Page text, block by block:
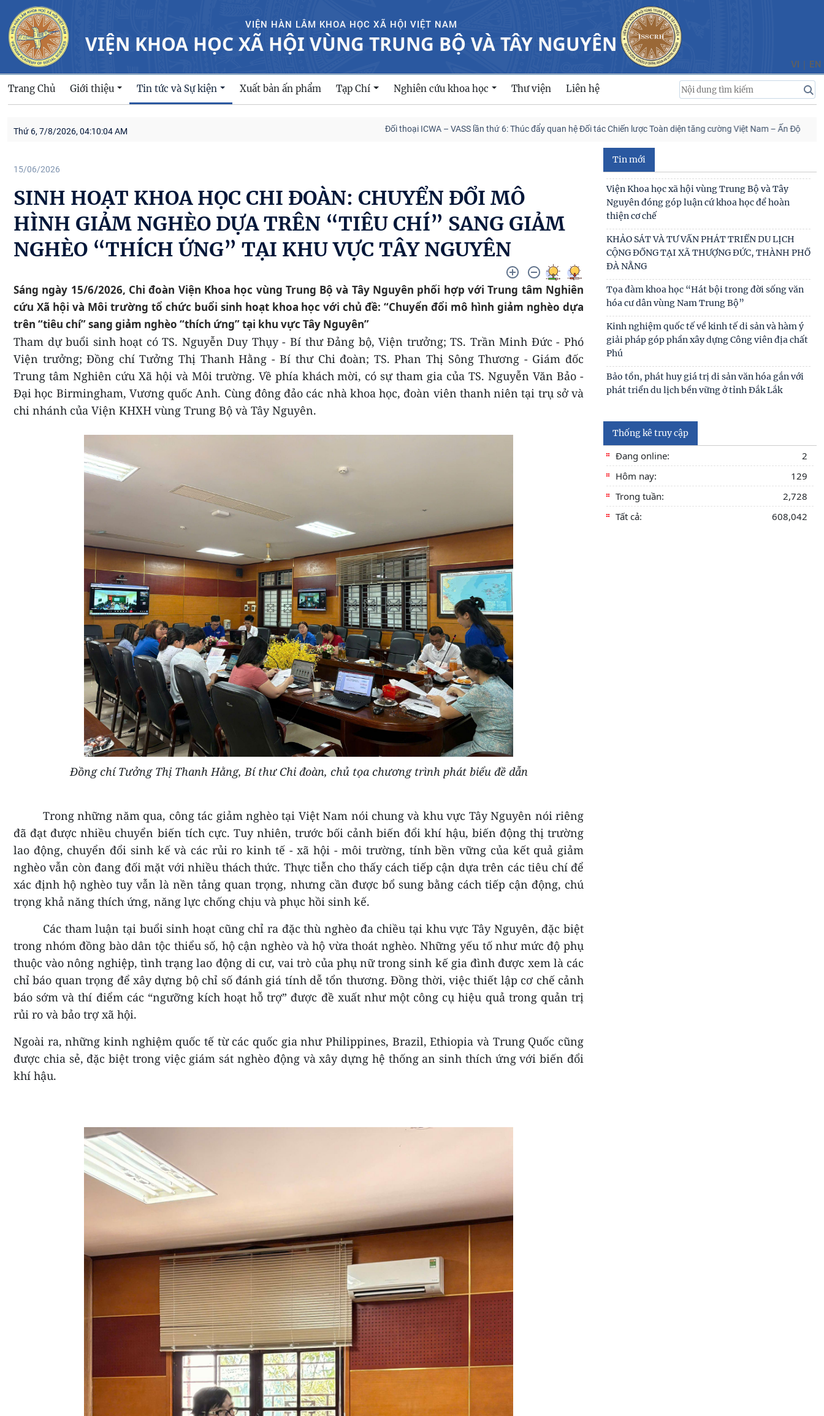
VIỆN HÀN LÂM KHOA HỌC XÃ HỘI VIỆT NAM
VIỆN KHOA HỌC XÃ HỘI VÙNG TRUNG BỘ VÀ TÂY NGUYÊN
VI | EN
Trang Chủ Giới thiệu Tin tức và Sự kiện Xuất bản ấn phẩm Tạp Chí Nghiên cứu khoa học Thư viện Liên hệ
Thứ 6, 7/8/2026, 04:10:06 AM Đối thoại ICWA – VASS lần thứ 6: Thúc đẩy quan hệ Đối tác Chiến lược Toàn diện tăng cường Việt Nam – Ấn Độ Viện Hàn
15/06/2026
SINH HOẠT KHOA HỌC CHI ĐOÀN: CHUYỂN ĐỔI MÔ
HÌNH GIẢM NGHÈO DỰA TRÊN “TIÊU CHÍ” SANG GIẢM
NGHÈO “THÍCH ỨNG” TẠI KHU VỰC TÂY NGUYÊN
Sáng ngày 15/6/2026, Chi đoàn Viện Khoa học vùng Trung Bộ và Tây Nguyên phối hợp với Trung tâm Nghiên
cứu Xã hội và Môi trường tổ chức buổi sinh hoạt khoa học với chủ đề: “Chuyển đổi mô hình giảm nghèo dựa
trên “tiêu chí” sang giảm nghèo “thích ứng” tại khu vực Tây Nguyên”
Tham dự buổi sinh hoạt có TS. Nguyễn Duy Thụy - Bí thư Đảng bộ, Viện trưởng; TS. Trần Minh Đức - Phó
Viện trưởng; Đồng chí Tưởng Thị Thanh Hằng - Bí thư Chi đoàn; TS. Phan Thị Sông Thương - Giám đốc
Trung tâm Nghiên cứu Xã hội và Môi trường. Về phía khách mời, có sự tham gia của TS. Nguyễn Văn Bảo -
Đại học Birmingham, Vương quốc Anh. Cùng đông đảo các nhà khoa học, đoàn viên thanh niên tại trụ sở và
chi nhánh của Viện KHXH vùng Trung Bộ và Tây Nguyên.
Đồng chí Tưởng Thị Thanh Hằng, Bí thư Chi đoàn, chủ tọa chương trình phát biểu đề dẫn
Trong những năm qua, công tác giảm nghèo tại Việt Nam nói chung và khu vực Tây Nguyên nói riêng
đã đạt được nhiều chuyển biến tích cực. Tuy nhiên, trước bối cảnh biến đổi khí hậu, biến động thị trường
lao động, chuyển đổi sinh kế và các rủi ro kinh tế - xã hội - môi trường, tính bền vững của kết quả giảm
nghèo vẫn còn đang đối mặt với nhiều thách thức. Thực tiễn cho thấy cách tiếp cận dựa trên các tiêu chí để
xác định hộ nghèo tuy vẫn là nền tảng quan trọng, nhưng cần được bổ sung bằng cách tiếp cận động, chú
trọng khả năng thích ứng, năng lực chống chịu và phục hồi sinh kế.
Các tham luận tại buổi sinh hoạt cũng chỉ ra đặc thù nghèo đa chiều tại khu vực Tây Nguyên, đặc biệt
trong nhóm đồng bào dân tộc thiểu số, hộ cận nghèo và hộ vừa thoát nghèo. Những yếu tố như mức độ phụ
thuộc vào nông nghiệp, tình trạng lao động di cư, vai trò của phụ nữ trong sinh kế gia đình được xem là các
chỉ báo quan trọng để xây dựng bộ chỉ số đánh giá tính dễ tổn thương. Đồng thời, việc thiết lập cơ chế cảnh
báo sớm và thí điểm các “ngưỡng kích hoạt hỗ trợ” được đề xuất như một công cụ hiệu quả trong quản trị
rủi ro và bảo trợ xã hội.
Ngoài ra, những kinh nghiệm quốc tế từ các quốc gia như Philippines, Brazil, Ethiopia và Trung Quốc cũng
được chia sẻ, đặc biệt trong việc giám sát nghèo động và xây dựng hệ thống an sinh thích ứng với biến đổi
khí hậu.
Tin mới
Thỏa
Viện Khoa học xã hội vùng Trung Bộ và Tây
Nguyên tham gia Chương trình làm việc với Sở
Khoa học và
Viện Khoa học xã hội vùng Trung Bộ và Tây
Nguyên làm việc với Sở Khoa học và Công nghệ
ĐỀ: “ĐỀ XUẤT GIẢI PHÁP BẢO ĐẢM AN NINH
NGUỒN NƯỚC PHỤC VỤ
Viện Khoa học xã hội vùng Trung Bộ và Tây
Nguyên đóng góp luận cứ khoa học để hoàn
thiện cơ chế
KHẢO SÁT VÀ TƯ VẤN PHÁT TRIỂN DU LỊCH
CỘNG ĐỒNG TẠI XÃ THƯỢNG ĐỨC, THÀNH PHỐ
ĐÀ NẴNG
Tọa đàm khoa học “Hát bội trong đời sống văn
hóa cư dân vùng Nam Trung Bộ”
Kinh nghiệm quốc tế về kinh tế di sản và hàm ý
giải pháp góp phần xây dựng Công viên địa chất
Phú
Bảo tồn, phát huy giá trị di sản văn hóa gắn với
phát triển du lịch bền vững ở tỉnh Đắk Lắk
Thống kê truy cập
Đang online:
2
Hôm nay:
129
Trong tuần:
2,728
Tất cả:
608,042